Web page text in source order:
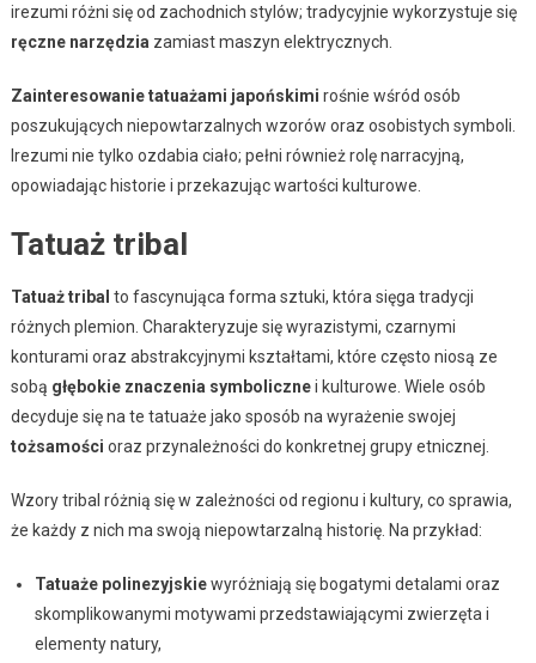
irezumi różni się od zachodnich stylów; tradycyjnie wykorzystuje się
ręczne narzędzia zamiast maszyn elektrycznych.
Zainteresowanie tatuażami japońskimi rośnie wśród osób
poszukujących niepowtarzalnych wzorów oraz osobistych symboli.
Irezumi nie tylko ozdabia ciało; pełni również rolę narracyjną,
opowiadając historie i przekazując wartości kulturowe.
Tatuaż tribal
Tatuaż tribal to fascynująca forma sztuki, która sięga tradycji
różnych plemion. Charakteryzuje się wyrazistymi, czarnymi
konturami oraz abstrakcyjnymi kształtami, które często niosą ze
sobą głębokie znaczenia symbolicznei kulturowe. Wiele osób
decyduje się na te tatuaże jako sposób na wyrażenie swojej
tożsamości oraz przynależności do konkretnej grupy etnicznej.
Wzory tribal różnią się w zależności od regionu i kultury, co sprawia,
że każdy z nich ma swoją niepowtarzalną historię. Na przykład:
Tatuaże polinezyjskiewyróżniają się bogatymi detalami oraz
skomplikowanymi motywami przedstawiającymi zwierzęta i
elementy natury,